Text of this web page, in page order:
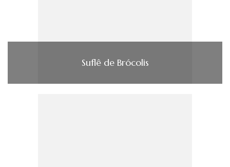
Suflê de Brócolis